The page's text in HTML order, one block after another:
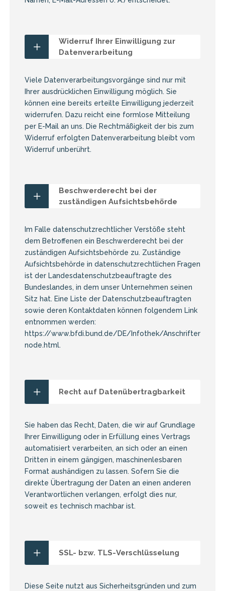
Widerruf Ihrer Einwilligung zur
Datenverarbeitung
Viele Datenverarbeitungsvorgänge sind nur mit
Ihrer ausdrücklichen Einwilligung möglich. Sie
können eine bereits erteilte Einwilligung jederzeit
widerrufen. Dazu reicht eine formlose Mitteilung
per E-Mail an uns. Die Rechtmäßigkeit der bis zum
Widerruf erfolgten Datenverarbeitung bleibt vom
Widerruf unberührt.
Beschwerderecht bei der
zuständigen Aufsichtsbehörde
Im Falle datenschutzrechtlicher Verstöße steht
dem Betroffenen ein Beschwerderecht bei der
zuständigen Aufsichtsbehörde zu. Zuständige
Aufsichtsbehörde in datenschutzrechtlichen Fragen
ist der Landesdatenschutzbeauftragte des
Bundeslandes, in dem unser Unternehmen seinen
Sitz hat. Eine Liste der Datenschutzbeauftragten
sowie deren Kontaktdaten können folgendem Link
entnommen werden:
https://www.bfdi.bund.de/DE/Infothek/
node.html.
Recht auf Datenübertragbarkeit
Sie haben das Recht, Daten, die wir auf Grundlage
Ihrer Einwilligung oder in Erfüllung eines Vertrags
automatisiert verarbeiten, an sich oder an einen
Dritten in einem gängigen, maschinenlesbaren
Format aushändigen zu lassen. Sofern Sie die
direkte Übertragung der Daten an einen anderen
Verantwortlichen verlangen, erfolgt dies nur,
soweit es technisch machbar ist.
SSL- bzw. TLS-Verschlüsselung
Diese Seite nutzt aus Sicherheitsgründen und zum